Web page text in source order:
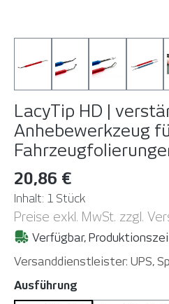
LacyTip HD |
Anhebewerkzeug
20,86 €
Inhalt: 1 Stück
Preise exkl. MwSt. zzgl.
Verfügbar,
Versanddienstleister: UPS,
Ausführung